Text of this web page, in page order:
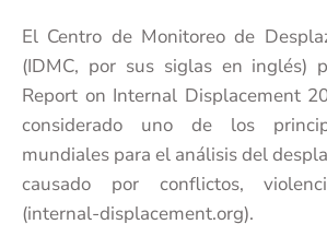
El Centro de Monitoreo de
(IDMC, por sus siglas en inglés)
Report on Internal Displacement
considerado uno de los
mundiales para el análisis del
causado por conflictos,
(internal-displacement.org).